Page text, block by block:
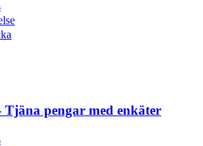
pengar med enkäter